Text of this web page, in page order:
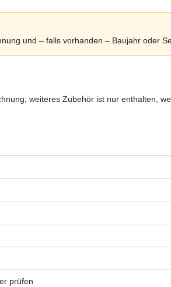
und – falls vorhanden – Baujahr oder
weiteres Zubehör ist nur enthalten,
prüfen